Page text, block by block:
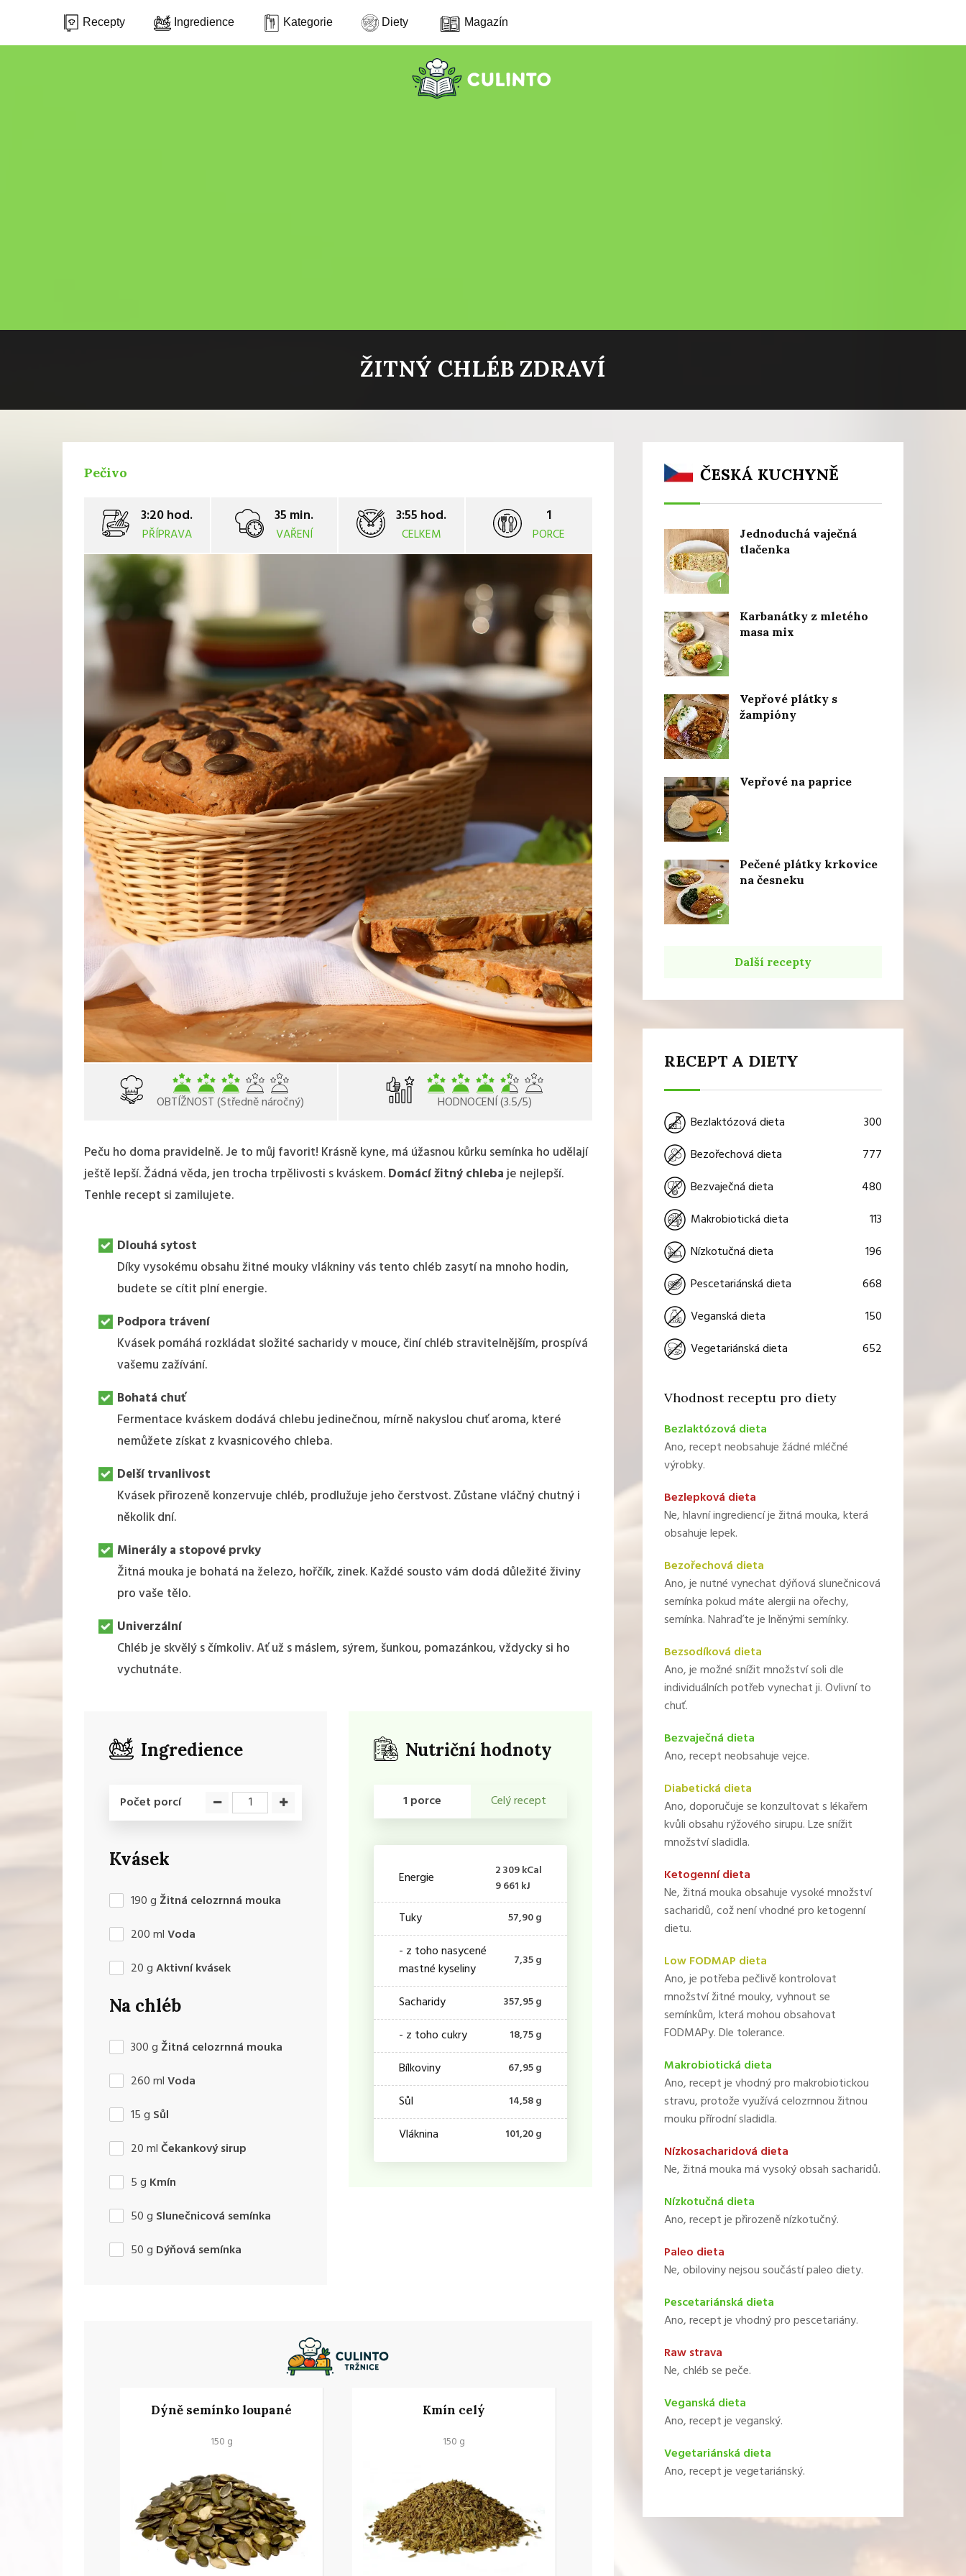
Recepty Ingredience Kategorie Diety Magazín
ŽITNÝ CHLÉB ZDRAVÍ
Pečivo
3:20 hod.
PŘÍPRAVA
35 min.
VAŘENÍ
3:55 hod.
CELKEM
1
PORCE
OBTÍŽNOST (Středně náročný) HODNOCENÍ (3.5/5)
Peču ho doma pravidelně. Je to můj favorit! Krásně kyne, má úžasnou kůrku semínka ho udělají
ještě lepší. Žádná věda, jen trocha trpělivosti s kváskem.Domácí žitný chlebaje nejlepší.
Tenhle recept si zamilujete.
Dlouhá sytost
Díky vysokému obsahu žitné mouky vlákniny vás tento chléb zasytí na mnoho hodin,
budete se cítit plní energie.
Podpora trávení
Kvásek pomáhá rozkládat složité sacharidy v mouce, činí chléb stravitelnějším, prospívá
vašemu zažívání.
Bohatá chuť
Fermentace kváskem dodává chlebu jedinečnou, mírně nakyslou chuť aroma, které
nemůžete získat z kvasnicového chleba.
Delší trvanlivost
Kvásek přirozeně konzervuje chléb, prodlužuje jeho čerstvost. Zůstane vláčný chutný i
několik dní.
Minerály a stopové prvky
Žitná mouka je bohatá na železo, hořčík, zinek. Každé sousto vám dodá důležité živiny
pro vaše tělo.
Univerzální
Chléb je skvělý s čímkoliv. Ať už s máslem, sýrem, šunkou, pomazánkou, vždycky si ho
vychutnáte.
Ingredience
Počet porcí
Kvásek
190g Žitná celozrnná mouka
200mlVoda
20gAktivní kvásek
Na chléb
300g Žitná celozrnná mouka
260mlVoda
15g Sůl
20mlČekankový sirup
5g Kmín
50g Slunečnicová semínka
50g Dýňová semínka
Nutriční hodnoty
1 porce Celý recept
Energie
2 309 kCal
9 661 kJ
Tuky 57,90 g
- z toho nasycené
mastné kyseliny
7,35 g
Sacharidy 357,95 g
- z toho cukry 18,75 g
Bílkoviny 67,95 g
Sůl 14,58 g
Vláknina 101,20 g
Dýně semínko loupané
150 g
Kmín celý
150 g
ČESKÁ KUCHYNĚ
1
Jednoduchá vaječná
tlačenka
2
Karbanátky z mletého
masa mix
3
Vepřové plátky s
žampióny
4
Vepřové na paprice
5
Pečené plátky krkovice
na česneku
Další recepty
RECEPT A DIETY
Bezlaktózová dieta
300
Bezořechová dieta
777
Bezvaječná dieta
480
Makrobiotická dieta
113
Nízkotučná dieta
196
Pescetariánská dieta
668
Veganská dieta
150
Vegetariánská dieta
652
Vhodnost receptu pro diety
Bezlaktózová dieta
Ano, recept neobsahuje žádné mléčné
výrobky.
Bezlepková dieta
Ne, hlavní ingrediencí je žitná mouka, která
obsahuje lepek.
Bezořechová dieta
Ano, je nutné vynechat dýňová slunečnicová
semínka pokud máte alergii na ořechy,
semínka. Nahraďte je lněnými semínky.
Bezsodíková dieta
Ano, je možné snížit množství soli dle
individuálních potřeb vynechat ji. Ovlivní to
chuť.
Bezvaječná dieta
Ano, recept neobsahuje vejce.
Diabetická dieta
Ano, doporučuje se konzultovat s lékařem
kvůli obsahu rýžového sirupu. Lze snížit
množství sladidla.
Ketogenní dieta
Ne, žitná mouka obsahuje vysoké množství
sacharidů, což není vhodné pro ketogenní
dietu.
Low FODMAP dieta
Ano, je potřeba pečlivě kontrolovat
množství žitné mouky, vyhnout se
semínkům, která mohou obsahovat
FODMAPy. Dle tolerance.
Makrobiotická dieta
Ano, recept je vhodný pro makrobiotickou
stravu, protože využívá celozrnnou žitnou
mouku přírodní sladidla.
Nízkosacharidová dieta
Ne, žitná mouka má vysoký obsah sacharidů.
Nízkotučná dieta
Ano, recept je přirozeně nízkotučný.
Paleo dieta
Ne, obiloviny nejsou součástí paleo diety.
Pescetariánská dieta
Ano, recept je vhodný pro pescetariány.
Raw strava
Ne, chléb se peče.
Veganská dieta
Ano, recept je veganský.
Vegetariánská dieta
Ano, recept je vegetariánský.